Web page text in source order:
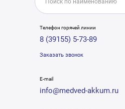
Телефон горячей линии
8 (39155) 5-73-89
Заказать звонок
E-mail
info@medved-akkum.ru